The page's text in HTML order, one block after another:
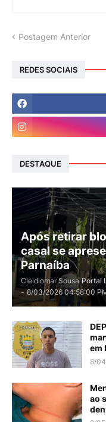
Postagem Anterior
REDES SOCIAIS
DESTAQUE
Após retirar
casal se
Parnaíba
Cleidiomar Sousa Portal
- 8/03/2026 04:58:00
em
8/
ao